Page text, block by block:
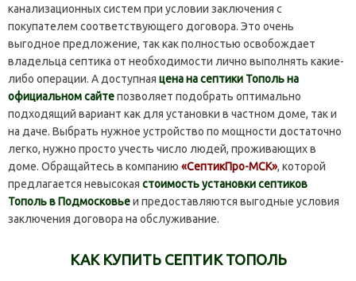
канализационных систем при условии заключения с
покупателем соответствующего договора. Это очень
выгодное предложение, так как полностью освобождает
владельца септика от необходимости лично выполнять какие-
либо операции. А доступная цена на септики Тополь на
официальном сайтепозволяет подобрать оптимально
подходящий вариант как для установки в частном доме, так и
на даче. Выбрать нужное устройство по мощности достаточно
легко, нужно просто учесть число людей, проживающих в
доме. Обращайтесь в компанию «СептикПро-МСК», которой
предлагается невысокая стоимость установки септиков
Тополь в Подмосковьеи предоставляются выгодные условия
заключения договора на обслуживание.
КАК КУПИТЬ СЕПТИК ТОПОЛЬ